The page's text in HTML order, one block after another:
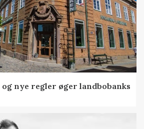
nye regler øger landbobanks